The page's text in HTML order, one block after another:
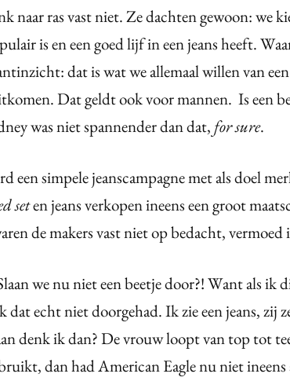
naar ras vast niet. Ze dachten gewoon: we
is en een goed lijf in een jeans heeft.
dat is wat we allemaal willen van
Dat geldt ook voor mannen. Is een
was niet spannender dan dat, for sure.
een simpele jeanscampagne met als doel
seten jeans verkopen ineens een groot
de makers vast niet op bedacht, vermoed
we nu niet een beetje door?! Want als ik
dat echt niet doorgehad. Ik zie een jeans, zij
denk ik dan? De vrouw loopt van top tot
dan had American Eagle nu niet ineens